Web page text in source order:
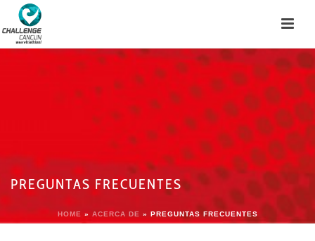
PREGUNTAS FRECUENTES
HOME » ACERCA DE » PREGUNTAS FRECUENTES